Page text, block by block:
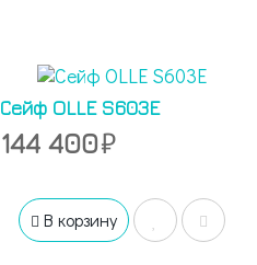
Сейф OLLE S603E
144 400
В корзину